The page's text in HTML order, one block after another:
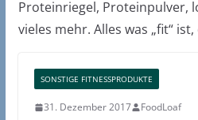
Proteinriegel, Proteinpulver,
vieles mehr. Alles was „fit“
SONSTIGE FITNESSPRODUKTE
31. Dezember 2017 FoodLoaf